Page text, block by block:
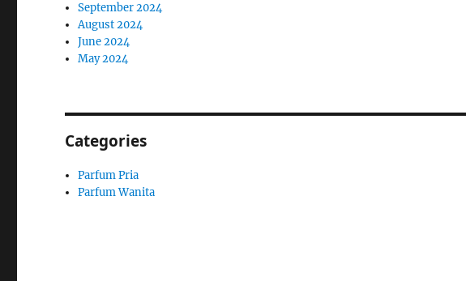
September 2024
August 2024
June 2024
May 2024
Categories
Parfum Pria
Parfum Wanita